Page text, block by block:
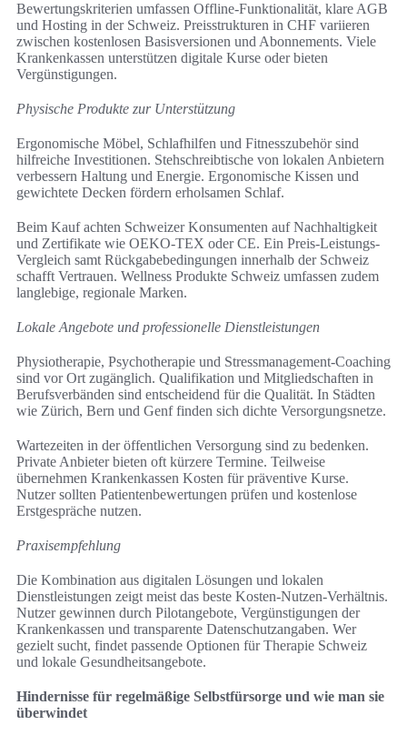
Bewertungskriterien umfassen Offline-Funktionalität, klare AGB
und Hosting in der Schweiz. Preisstrukturen in CHF variieren
zwischen kostenlosen Basisversionen und Abonnements. Viele
Krankenkassen unterstützen digitale Kurse oder bieten
Vergünstigungen.
Physische Produkte zur Unterstützung
Ergonomische Möbel, Schlafhilfen und Fitnesszubehör sind
hilfreiche Investitionen. Stehschreibtische von lokalen Anbietern
verbessern Haltung und Energie. Ergonomische Kissen und
gewichtete Decken fördern erholsamen Schlaf.
Beim Kauf achten Schweizer Konsumenten auf Nachhaltigkeit
und Zertifikate wie OEKO-TEX oder CE. Ein Preis-Leistungs-
Vergleich samt Rückgabebedingungen innerhalb der Schweiz
schafft Vertrauen. Wellness Produkte Schweiz umfassen zudem
langlebige, regionale Marken.
Lokale Angebote und professionelle Dienstleistungen
Physiotherapie, Psychotherapie und Stressmanagement-Coaching
sind vor Ort zugänglich. Qualifikation und Mitgliedschaften in
Berufsverbänden sind entscheidend für die Qualität. In Städten
wie Zürich, Bern und Genf finden sich dichte Versorgungsnetze.
Wartezeiten in der öffentlichen Versorgung sind zu bedenken.
Private Anbieter bieten oft kürzere Termine. Teilweise
übernehmen Krankenkassen Kosten für präventive Kurse.
Nutzer sollten Patientenbewertungen prüfen und kostenlose
Erstgespräche nutzen.
Praxisempfehlung
Die Kombination aus digitalen Lösungen und lokalen
Dienstleistungen zeigt meist das beste Kosten-Nutzen-Verhältnis.
Nutzer gewinnen durch Pilotangebote, Vergünstigungen der
Krankenkassen und transparente Datenschutzangaben. Wer
gezielt sucht, findet passende Optionen für Therapie Schweiz
und lokale Gesundheitsangebote.
Hindernisse für regelmäßige Selbstfürsorge und wie man sie
überwindet